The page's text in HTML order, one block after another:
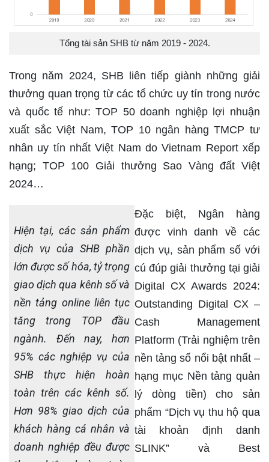
Tổng tài sản SHB từ năm 2019 - 2024.
Trong năm 2024, SHB liên tiếp giành những giải
thưởng quan trọng từ các tổ chức uy tín trong nước
và quốc tế như: TOP 50 doanh nghiệp lợi nhuận
xuất sắc Việt Nam, TOP 10 ngân hàng TMCP tư
nhân uy tín nhất Việt Nam do Vietnam Report xếp
hạng; TOP 100 Giải thưởng Sao Vàng đất Việt
2024…
Hiện tại, các sản phẩm
dịch vụ của SHB phần
lớn được số hóa, tỷ trọng
giao dịch qua kênh số và
nền tảng online liên tục
tăng trong TOP đầu
ngành. Đến nay, hơn
95% các nghiệp vụ của
SHB thực hiện hoàn
toàn trên các kênh số.
Hơn 98% giao dịch của
khách hàng cá nhân và
doanh nghiệp đều được
Đặc biệt, Ngân hàng
được vinh danh về các
dịch vụ, sản phẩm số với
cú đúp giải thưởng tại giải
Digital CX Awards 2024:
Outstanding Digital CX –
Cash Management
Platform (Trải nghiệm trên
nền tảng số nổi bật nhất –
hạng mục Nền tảng quản
lý dòng tiền) cho sản
phẩm “Dịch vụ thu hộ qua
tài khoản định danh
SLINK” và Best